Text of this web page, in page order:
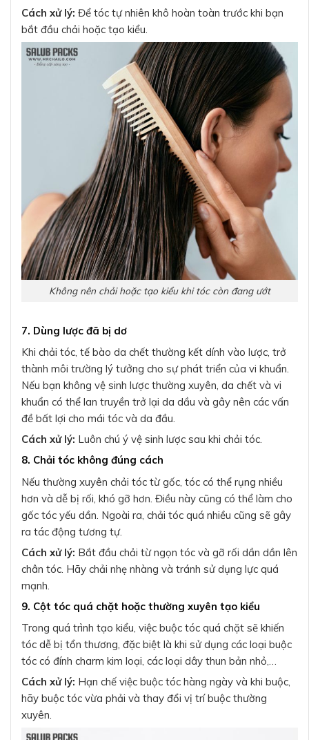
Cách xử lý: Để tóc tự nhiên khô hoàn toàn trước khi bạn
bắt đầu chải hoặc tạo kiểu.
Không nên chải hoặc tạo kiểu khi tóc còn đang ướt
7. Dùng lược đã bị dơ
Khi chải tóc, tế bào da chết thường kết dính vào lược, trở
thành môi trường lý tưởng cho sự phát triển của vi khuẩn.
Nếu bạn không vệ sinh lược thường xuyên, da chết và vi
khuẩn có thể lan truyền trở lại da dầu và gây nên các vấn
đề bất lợi cho mái tóc và da đầu.
Cách xử lý: Luôn chú ý vệ sinh lược sau khi chải tóc.
8. Chải tóc không đúng cách
Nếu thường xuyên chải tóc từ gốc, tóc có thể rụng nhiều
hơn và dễ bị rối, khó gỡ hơn. Điều này cũng có thể làm cho
gốc tóc yếu dần. Ngoài ra, chải tóc quá nhiều cũng sẽ gây
ra tác động tương tự.
Cách xử lý: Bắt đầu chải từ ngọn tóc và gỡ rối dần dần lên
chân tóc. Hãy chải nhẹ nhàng và tránh sử dụng lực quá
mạnh.
9. Cột tóc quá chặt hoặc thường xuyên tạo kiểu
Trong quá trình tạo kiểu, việc buộc tóc quá chặt sẽ khiến
tóc dễ bị tổn thương, đặc biệt là khi sử dụng các loại buộc
tóc có đính charm kim loại, các loại dây thun bản nhỏ,…
Cách xử lý: Hạn chế việc buộc tóc hàng ngày và khi buộc,
hãy buộc tóc vừa phải và thay đổi vị trí buộc thường
xuyên.